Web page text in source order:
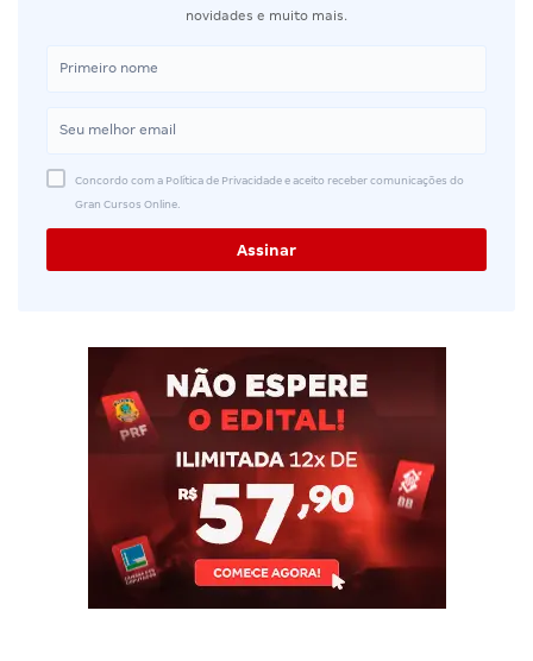
novidades e muito mais.
Concordo com a Política de Privacidade e aceito receber comunicações do
Gran Cursos Online.